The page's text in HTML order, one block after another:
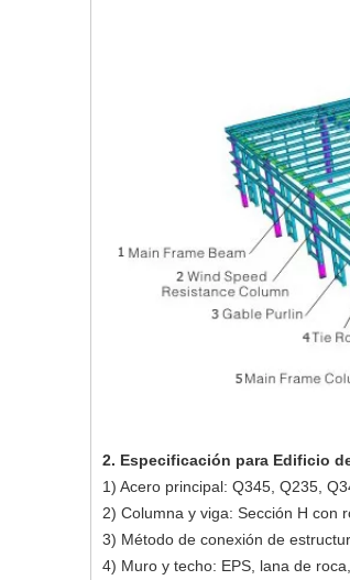
2. Especificación para Edificio
1) Acero principal: Q345, Q235,
2) Columna y viga: Sección H con
3) Método de conexión de
4) Muro y techo: EPS, lana de